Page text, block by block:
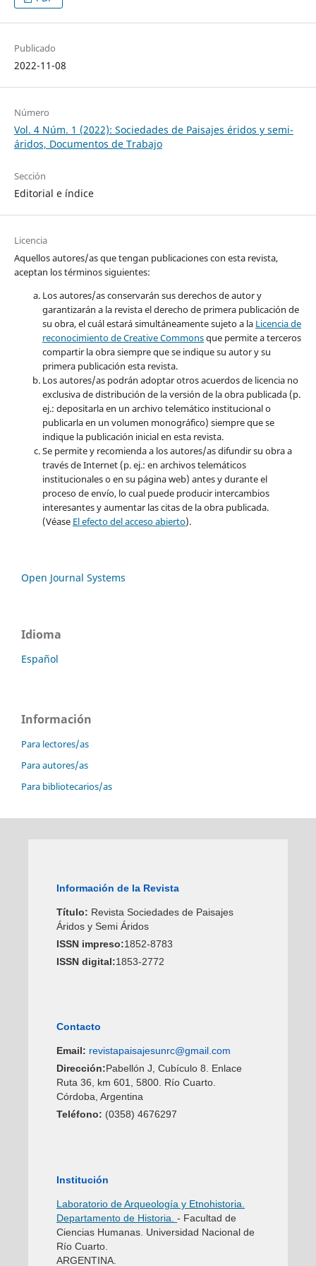
Publicado
2022-11-08
Número
Vol. 4 Núm. 1 (2022): Sociedades de Paisajes éridos y semi-
áridos, Documentos de Trabajo
Sección
Editorial e índice
Licencia
Aquellos autores/as que tengan publicaciones con esta revista,
aceptan los términos siguientes:
Los autores/as conservarán sus derechos de autor y
garantizarán a la revista el derecho de primera publicación de
su obra, el cuál estará simultáneamente sujeto a la Licencia de
reconocimiento de Creative Commonsque permite a terceros
compartir la obra siempre que se indique su autor y su
primera publicación esta revista.
Los autores/as podrán adoptar otros acuerdos de licencia no
exclusiva de distribución de la versión de la obra publicada (p.
ej.: depositarla en un archivo telemático institucional o
publicarla en un volumen monográfico) siempre que se
indique la publicación inicial en esta revista.
Se permite y recomienda a los autores/as difundir su obra a
través de Internet (p. ej.: en archivos telemáticos
institucionales o en su página web) antes y durante el
proceso de envío, lo cual puede producir intercambios
interesantes y aumentar las citas de la obra publicada.
(Véase El efecto del acceso abierto).
Open Journal Systems
Idioma
Español
Información
Para lectores/as
Para autores/as
Para bibliotecarios/as
Información de la Revista
Título: Revista Sociedades de Paisajes
Áridos y Semi Áridos
ISSN impreso:1852-8783
ISSN digital:1853-2772
Contacto
Email: revistapaisajesunrc@gmail.com
Dirección:Pabellón J, Cubículo 8. Enlace
Ruta 36, km 601, 5800. Río Cuarto.
Córdoba, Argentina
Teléfono: (0358) 4676297
Institución
Laboratorio de Arqueología y Etnohistoria.
Departamento de Historia. - Facultad de
Ciencias Humanas. Universidad Nacional de
Río Cuarto.
ARGENTINA.